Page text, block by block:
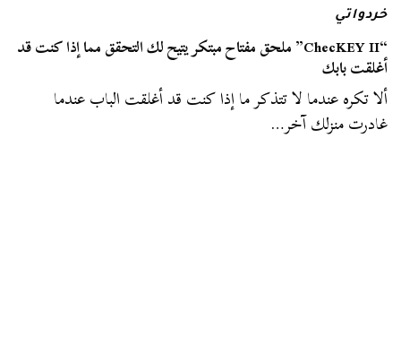
خردواتي
“ChecKEY II” ملحق مفتاح مبتكر يتيح لك التحقق مما إذا كنت قد
أغلقت بابك
ألا تكره عندما لا تتذكر ما إذا كنت قد أغلقت الباب عندما
غادرت منزلك آخر…